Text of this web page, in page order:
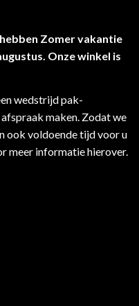
Zomer vakantie
Onze winkel is
wedstrijd pak-
maken. Zodat we
ook voldoende tijd voor u
meer informatie hierover.